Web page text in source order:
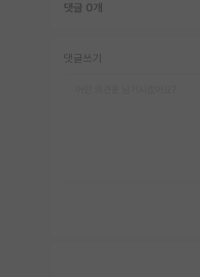
댓글 0개
댓글쓰기